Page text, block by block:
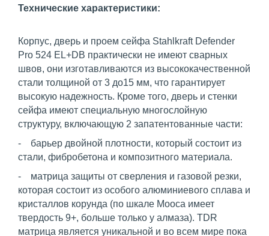
Технические характеристики:
Корпус, дверь и проем сейфа Stahlkraft Defender
Pro 524 EL+DB практически не имеют сварных
швов, они изготавливаются из высококачественной
стали толщиной от 3 до15 мм, что гарантирует
высокую надежность. Кроме того, дверь и стенки
сейфа имеют специальную многослойную
структуру, включающую 2 запатентованные части:
- барьер двойной плотности, который состоит из
стали, фибробетона и композитного материала.
- матрица защиты от сверления и газовой резки,
которая состоит из особого алюминиевого сплава и
кристаллов корунда (по шкале Мооса имеет
твердость 9+, больше только у алмаза). TDR
матрица является уникальной и во всем мире пока